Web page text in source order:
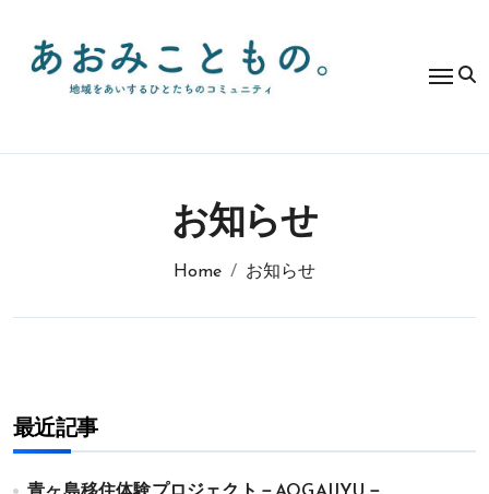
ス
お知らせ
Home お知らせ
最近記事